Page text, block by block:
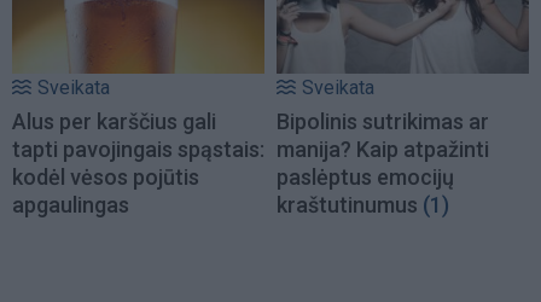
Sveikata
Alus per karščius gali
tapti pavojingais spąstais:
kodėl vėsos pojūtis
apgaulingas
Sveikata
Bipolinis sutrikimas ar
manija? Kaip atpažinti
paslėptus emocijų
kraštutinumus (1)